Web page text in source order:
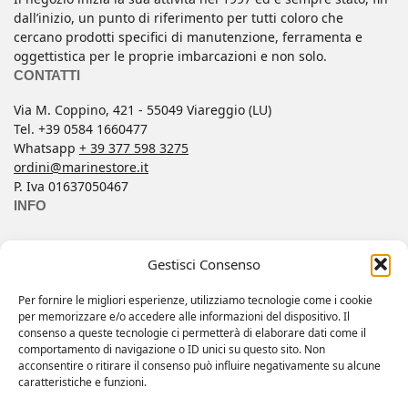
Gestisci Consenso
Per fornire le migliori esperienze, utilizziamo tecnologie come i cookie
per memorizzare e/o accedere alle informazioni del dispositivo. Il
consenso a queste tecnologie ci permetterà di elaborare dati come il
comportamento di navigazione o ID unici su questo sito. Non
acconsentire o ritirare il consenso può influire negativamente su alcune
caratteristiche e funzioni.
dall’inizio, un punto di riferimento per tutti coloro che
cercano prodotti specifici di manutenzione, ferramenta e
oggettistica per le proprie imbarcazioni e non solo.
CONTATTI
Via M. Coppino, 421 - 55049 Viareggio (LU)
Tel. +39 0584 1660477
Whatsapp + 39 377 598 3275
ordini@marinestore.it
P. Iva 01637050467
INFO
FAQ
Informativa Privacy
Il mio account
Wishlist